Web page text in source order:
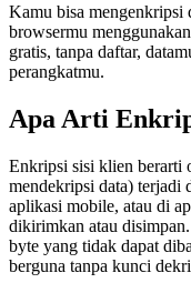
Kamu bisa mengenkripsi
browsermu menggunakan
gratis, tanpa daftar,
perangkatmu.
Apa Arti
Enkripsi sisi klien berarti
mendekripsi data)
aplikasi mobile, atau di
dikirimkan atau
byte yang tidak dapat
berguna tanpa kunci